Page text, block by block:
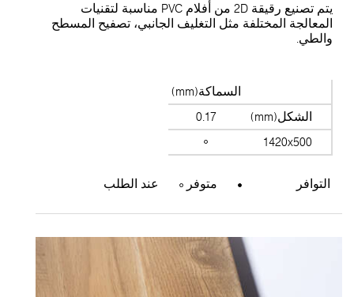
يتم تصنيع رقيقة 2D من أفلام PVC مناسبة لتقنيات
المختلفة مثل التغليف الجانبي، تصفيح المسطح
السماكة(mm)
الشكل(mm)
1420x500
التوافر متوفر عند الطلب